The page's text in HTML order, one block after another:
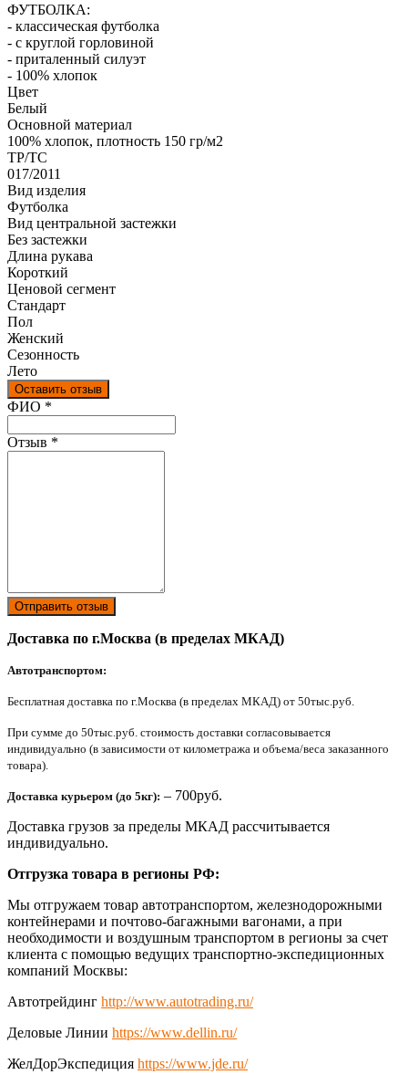
ФУТБОЛКА:
- классическая футболка
- с круглой горловиной
- приталенный силуэт
- 100% хлопок
Цвет
Белый
Основной материал
100% хлопок, плотность 150 гр/м2
ТР/ТС
017/2011
Вид изделия
Футболка
Вид центральной застежки
Без застежки
Длина рукава
Короткий
Ценовой сегмент
Стандарт
Пол
Женский
Сезонность
Лето
Оставить отзыв
Ваш отзыв был отправлен!
ФИО *
Отзыв *
Отправить отзыв
Доставка по г.Москва (в пределах МКАД)
Автотранспортом:
Бесплатная доставка по г.Москва (в пределах МКАД) от 50тыс.руб.
При сумме до 50тыс.руб. стоимость доставки согласовывается
индивидуально (в зависимости от километража и объема/веса заказанного
товара).
Доставка курьером (до 5кг): – 700руб.
Доставка грузов за пределы МКАД рассчитывается
индивидуально.
Отгрузка товара в регионы РФ:
Мы отгружаем товар автотранспортом, железнодорожными
контейнерами и почтово-багажными вагонами, а при
необходимости и воздушным транспортом в регионы за счет
клиента с помощью ведущих транспортно-экспедиционных
компаний Москвы:
Автотрейдинг http://www.autotrading.ru/
Деловые Линии https://www.dellin.ru/
ЖелДорЭкспедиция https://www.jde.ru/